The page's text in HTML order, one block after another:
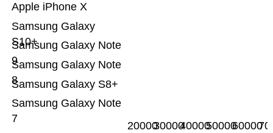
Samsung Galaxy Note
7
Samsung Galaxy S8+
Samsung Galaxy Note
8
Samsung Galaxy Note
9
Samsung Galaxy
S10+
Apple iPhone X
2000030000400005000060000